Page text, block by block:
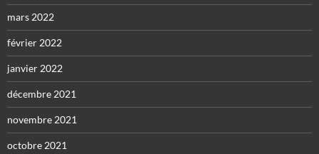
mars 2022
février 2022
janvier 2022
décembre 2021
novembre 2021
octobre 2021